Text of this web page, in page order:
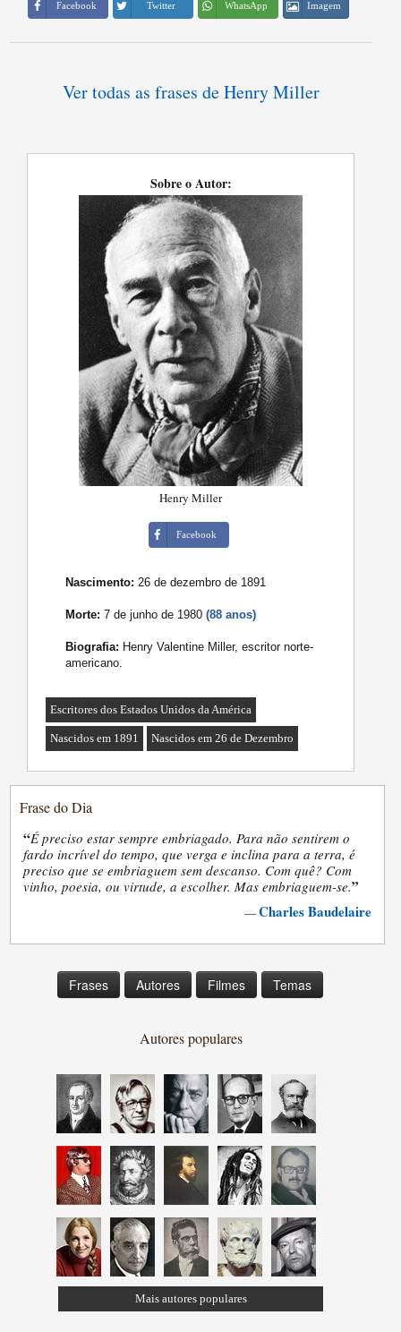
Facebook Twitter WhatsApp Imagem
Ver todas as frases de Henry Miller
Sobre o Autor:
Henry Miller
Facebook
Nascimento: 26 de dezembro de 1891
Morte: 7 de junho de 1980(88 anos)
Biografia: Henry Valentine Miller, escritor norte-
americano.
Escritores dos Estados Unidos da América
Nascidos em 1891 Nascidos em 26 de Dezembro
Frase do Dia
“É preciso estar sempre embriagado. Para não sentirem o
fardo incrível do tempo, que verga e inclina para a terra, é
preciso que se embriaguem sem descanso. Com quê? Com
vinho, poesia, ou virtude, a escolher. Mas embriaguem-se.”
—Charles Baudelaire
Frases Autores Filmes Temas
Autores populares
Mais autores populares